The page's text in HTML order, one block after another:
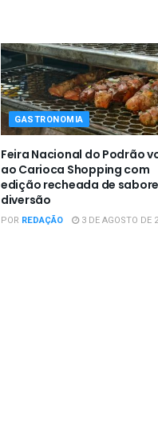
GASTRONOMIA
Feira Nacional do Podrão
ao Carioca Shopping com
edição recheada de
diversão
POR REDAÇÃO 3 DE AGOSTO DE